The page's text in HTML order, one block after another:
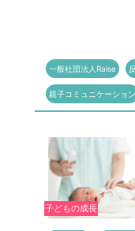
一般社団法人Raise
親子コミュニケーション
子どもの成長